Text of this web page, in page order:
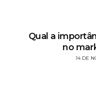
Qual a
no
14 DE